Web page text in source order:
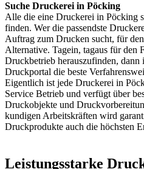
Suche Druckerei in Pöcking
Alle die eine Druckerei in Pöcking
finden. Wer die passendste
Auftrag zum Drucken sucht, für
Alternative. Tagein, tagaus für den
Druckbetrieb herauszufinden, dann
Druckportal die beste
Eigentlich ist jede Druckerei in
Service Betrieb und verfügt über
Druckobjekte und
kundigen Arbeitskräften wird
Druckprodukte auch die höchsten
Leistungsstarke